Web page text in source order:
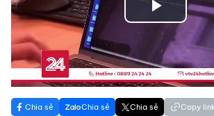
Play
Video
Chia sẻ Chia sẻ Chia sẻ Copy link